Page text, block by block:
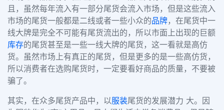
且，虽然每年流入有一部分尾货会流入市场，但是这些流入
市场的尾货一般都是二线或者一些小众的品牌，在尾货中一
线大牌是完全不可能有尾货流出的，所以市面上出现的巨额
库存的尾货甚至是一些一线大牌的尾货，这一看就是高仿
货。虽然市场上有真正的尾货，但是更多的是一些高仿货，
所以消费者在选购尾货时，一定要看好商品的质量，不要被
骗了。
其实，在众多尾货产品中，以服装尾货的发展潜力 大。因